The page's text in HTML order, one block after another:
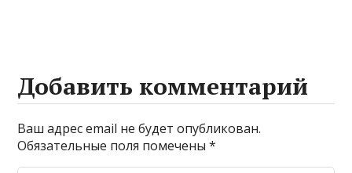
Добавить комментарий
Ваш адрес email не будет опубликован.
Обязательные поля помечены*